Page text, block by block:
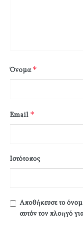
Όνομα*
Email *
Ιστότοπος
Αποθήκευσε το
αυτόν τον πλοηγό